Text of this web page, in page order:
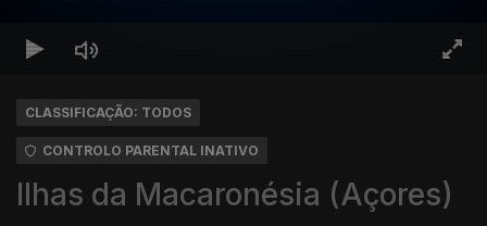
CLASSIFICAÇÃO: TODOS
CONTROLO PARENTAL INATIVO
Ilhas da Macaronésia (Açores)